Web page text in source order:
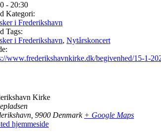
- 20:30
Kategori:
i Frederikshavn
Tags:
i Frederikshavn, Nytårskoncert
www.frederikshavnkirke.dk/begivenhed/15-1-
Kirke
9900 Denmark + Google Maps
hjemmeside